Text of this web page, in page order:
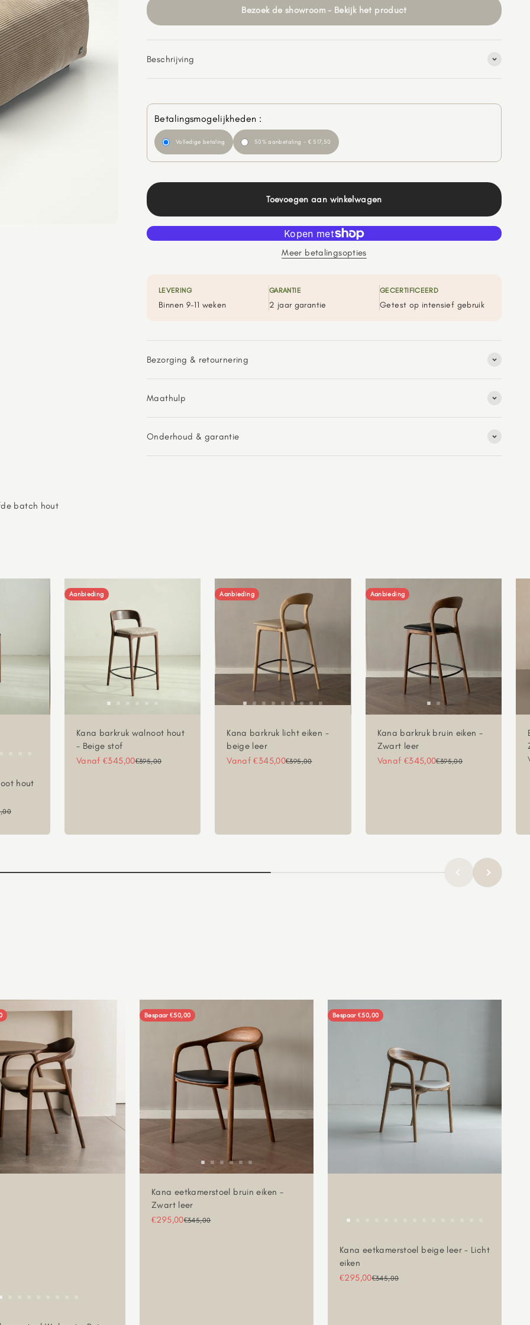
Bezoek de showroom - Bekijk het product
Beschrijving
Toevoegen aan winkelwagen
Betalingsmogelijkheden :
Volledige betaling 50% aanbetaling - € 517,50
Meer betalingsopties
LEVERING
Binnen 9-11 weken
GARANTIE
2 jaar garantie
GECERTIFICEERD
Getest op intensief gebruik
Bezorging & retournering
Maathulp
Onderhoud & garantie
batch hout
hout
prijs
Aanbieding
Kana barkruk walnoot hout
- Beige stof
Aanbiedingsprijs
Vanaf €345,00Normale prijs
€395,00
Aanbieding
Kana barkruk licht eiken -
beige leer
Aanbiedingsprijs
Vanaf €345,00Normale prijs
€395,00
Aanbieding
Kana barkruk bruin eiken -
Zwart leer
Aanbiedingsprijs
Vanaf €345,00Normale prijs
€395,00
Volgende
Bespaar €50,00
Kana eetkamerstoel bruin eiken -
Zwart leer
Aanbiedingsprijs
€295,00Normale prijs
€345,00
Bespaar €50,00
Kana eetkamerstoel beige leer - Licht
eiken
Aanbiedingsprijs
€295,00Normale prijs
€345,00